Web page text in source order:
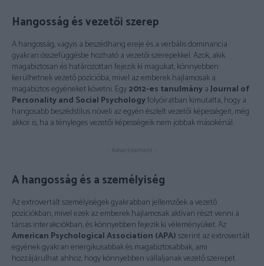
Hangosság és vezetői szerep
A hangosság, vagyis a beszédhang ereje és a verbális dominancia
gyakran összefüggésbe hozható a vezetői szerepekkel. Azok, akik
magabiztosan és határozottan fejezik ki magukat, könnyebben
kerülhetnek vezető pozícióba, mivel az emberek hajlamosak a
magabiztos egyéneket követni. Egy2012-es tanulmányaJournal of
Personality and Social Psychologyfolyóiratban kimutatta, hogy a
hangosabb beszédstílus növeli az egyén észlelt vezetői képességeit, még
akkor is, ha a tényleges vezetői képességeik nem jobbak másokénál.
- Advertisement -
A hangosság és a személyiség
Az extrovertált személyiségek gyakrabban jellemzőek a vezető
pozíciókban, mivel ezek az emberek hajlamosak aktívan részt venni a
társas interakciókban, és könnyebben fejezik ki véleményüket. Az
American Psychological Association (APA)szerint az extrovertált
egyének gyakran energikusabbak és magabiztosabbak, ami
hozzájárulhat ahhoz, hogy könnyebben vállaljanak vezető szerepet.